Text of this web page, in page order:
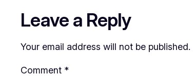
Leave a Reply
Your email address will not be published.
Comment *